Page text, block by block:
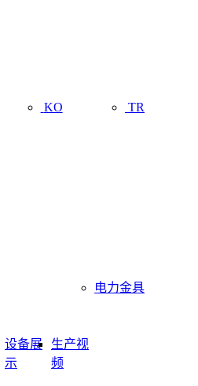
KO TR
电力金具
设备展
示
生产视
频